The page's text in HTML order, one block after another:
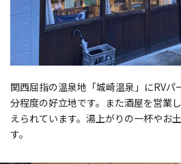
関西屈指の温泉地「城崎温泉」にRVパ
分程度の好立地です。また酒屋を営業
えられています。湯上がりの一杯やお
す。